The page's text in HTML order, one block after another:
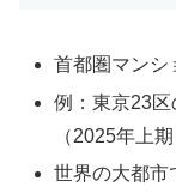
首都圏マンシ
例：東京23
（2025年上
世界の大都市